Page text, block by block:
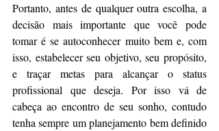
Portanto, antes de qualquer outra escolha, a
decisão mais importante que você pode
tomar é se autoconhecer muito bem e, com
isso, estabelecer seu objetivo, seu propósito,
e traçar metas para alcançar o status
profissional que deseja. Por isso vá de
cabeça ao encontro de seu sonho, contudo
tenha sempre um planejamento bem definido